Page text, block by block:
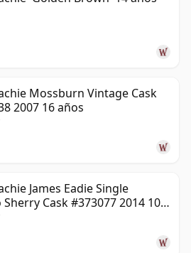
Mossburn Vintage Cask
2007 16 años
James Eadie Single
Cask #373077 2014 10